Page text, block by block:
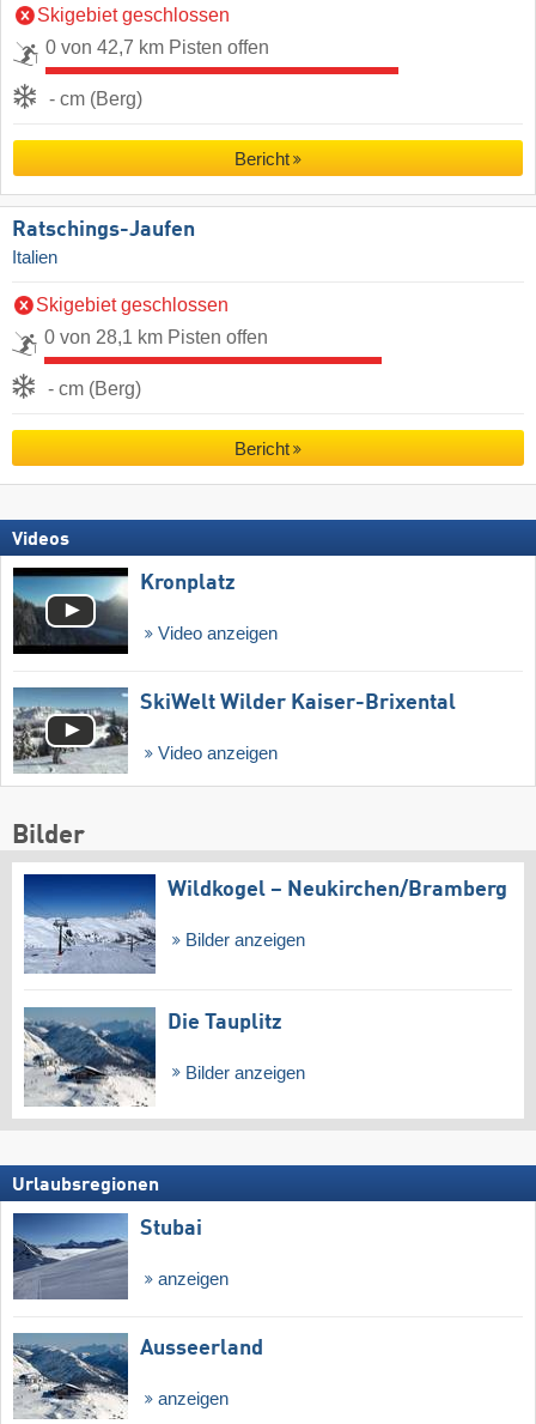
Skigebiet geschlossen
0 von 42,7 km Pisten offen
- cm (Berg)
Bericht
Ratschings-Jaufen
Italien
Skigebiet geschlossen
0 von 28,1 km Pisten offen
- cm (Berg)
Bericht
Videos
Kronplatz
Video anzeigen
SkiWelt Wilder Kaiser-Brixental
Video anzeigen
Bilder
Wildkogel – Neukirchen/​Bramberg
Bilder anzeigen
Die Tauplitz
Bilder anzeigen
Urlaubsregionen
Stubai
anzeigen
Ausseerland
anzeigen